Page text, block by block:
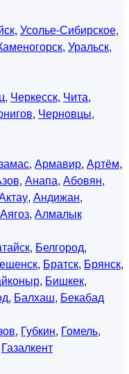
, Усолье-Сибирское,
, Уральск,
, Черкесск, Чита,
, Черновцы,
, Армавир, Артём,
, Анапа, Абовян,
, Андижан,
Аягоз, Алмалык
, Белгород,
, Братск, Брянск,
, Бишкек,
, Балхаш, Бекабад
, Губкин, Гомель,
Газалкент